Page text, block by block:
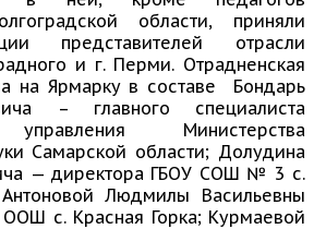
области, приняли
представителей отрасли
и г. Перми. Отрадненская
на Ярмарку в составе Бондарь
– главного специалиста
управления Министерства
Самарской области; Долудина
— директора ГБОУ СОШ № 3 с.
Людмилы Васильевны
с. Красная Горка; Курмаевой